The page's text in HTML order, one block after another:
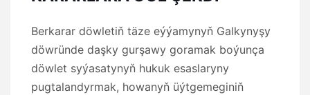
Berkarar döwletiň täze eýýamynyň Galkynyşy
döwründe daşky gurşawy goramak boýunça
döwlet syýasatynyň hukuk esaslaryny
pugtalandyrmak, howanyň üýtgemeginiň